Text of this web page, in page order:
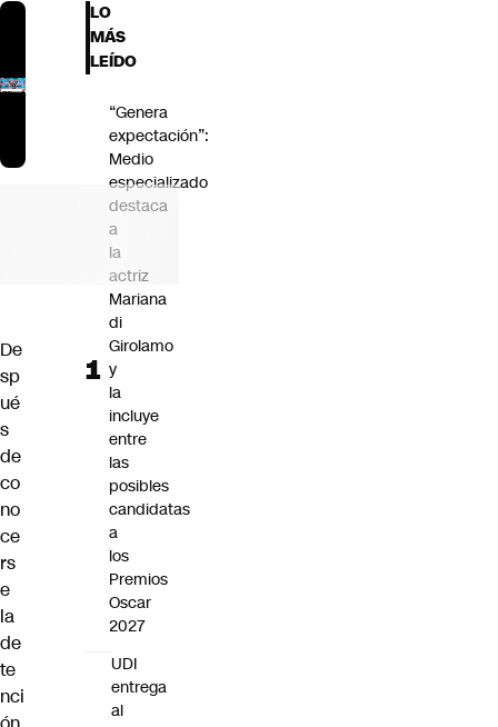
De
sp
ué
s
de
co
no
ce
rs
e
la
de
te
nci
LO
MÁS
LEÍDO
“Genera
expectación”:
Medio
especializado
destaca
a
la
actriz
Mariana
di
Girolamo
y
la
incluye
entre
las
posibles
candidatas
a
los
Premios
Oscar
2027
UDI
entrega
al